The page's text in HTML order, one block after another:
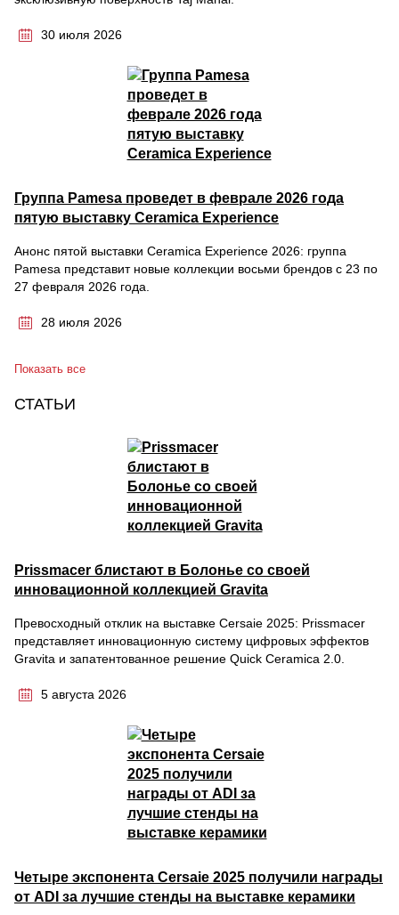
30 июля 2026
Группа Pamesa проведет в феврале 2026 года
пятую выставку Ceramica Experience
Анонс пятой выставки Ceramica Experience 2026: группа
Pamesa представит новые коллекции восьми брендов с 23 по
27 февраля 2026 года.
28 июля 2026
Показать все
СТАТЬИ
Prissmacer блистают в Болонье со своей
инновационной коллекцией Gravita
Превосходный отклик на выставке Cersaie 2025: Prissmacer
представляет инновационную систему цифровых эффектов
Gravita и запатентованное решение Quick Ceramica 2.0.
5 августа 2026
Четыре экспонента Cersaie 2025 получили награды
от ADI за лучшие стенды на выставке керамики